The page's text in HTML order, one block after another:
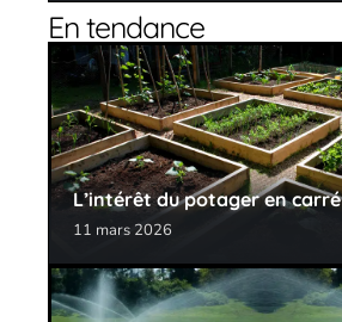
En tendance
L’intérêt du potager en carré
11 mars 2026